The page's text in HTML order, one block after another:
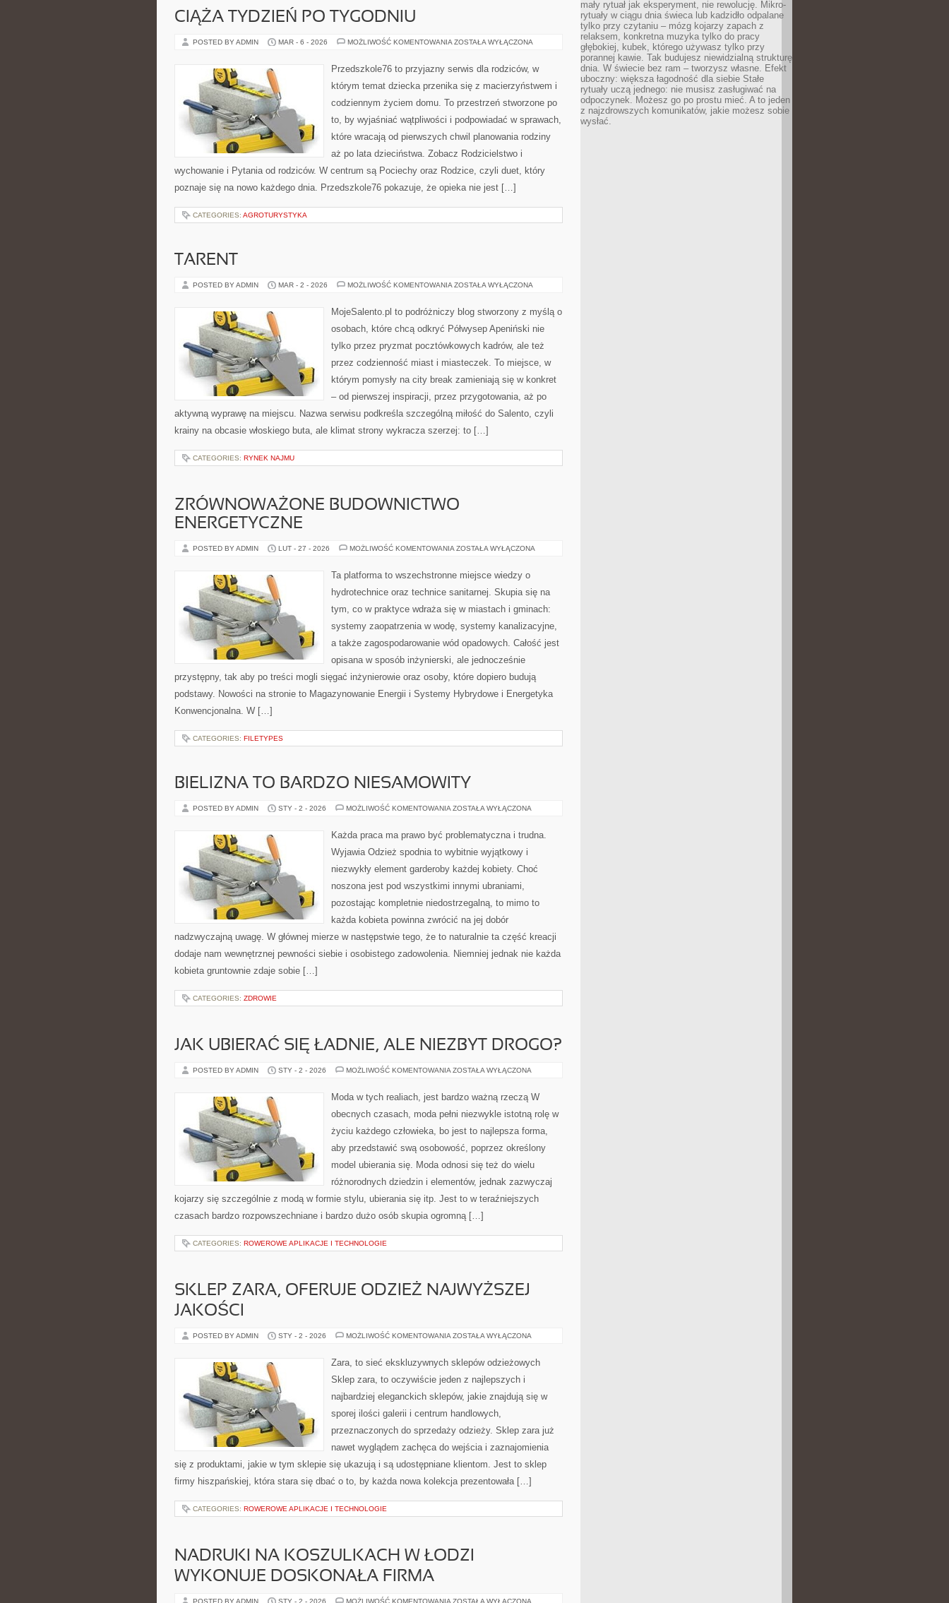
CIĄŻA TYDZIEŃ PO TYGODNIU
POSTED BY ADMIN MAR - 6 - 2026 MOŻLIWOŚĆ KOMENTOWANIA CIĄŻA
TYGODNIU
ZOSTAŁA WYŁĄCZONA
Przedszkole76 to przyjazny serwis dla rodziców, w
którym temat dziecka przenika się z macierzyństwem i
codziennym życiem domu. To przestrzeń stworzone po
to, by wyjaśniać wątpliwości i podpowiadać w sprawach,
które wracają od pierwszych chwil planowania rodziny
aż po lata dzieciństwa. Zobacz Rodzicielstwo i
wychowanie i Pytania od rodziców. W centrum są Pociechy oraz Rodzice, czyli duet, który
poznaje się na nowo każdego dnia. Przedszkole76 pokazuje, że opieka nie jest […]
CATEGORIES: AGROTURYSTYKA
TARENT
POSTED BY ADMIN MAR - 2 - 2026 MOŻLIWOŚĆ KOMENTOWANIA TARENT
ZOSTAŁA WYŁĄCZONA
MojeSalento.pl to podróżniczy blog stworzony z myślą o
osobach, które chcą odkryć Półwysep Apeniński nie
tylko przez pryzmat pocztówkowych kadrów, ale też
przez codzienność miast i miasteczek. To miejsce, w
którym pomysły na city break zamieniają się w konkret
– od pierwszej inspiracji, przez przygotowania, aż po
aktywną wyprawę na miejscu. Nazwa serwisu podkreśla szczególną miłość do Salento, czyli
krainy na obcasie włoskiego buta, ale klimat strony wykracza szerzej: to […]
CATEGORIES: RYNEK NAJMU
ZRÓWNOWAŻONE BUDOWNICTWO
ENERGETYCZNE
POSTED BY ADMIN LUT - 27 - 2026 MOŻLIWOŚĆ KOMENTOWANIA ZRÓWNOWAŻONE
ZOSTAŁA WYŁĄCZONA
Ta platforma to wszechstronne miejsce wiedzy o
hydrotechnice oraz technice sanitarnej. Skupia się na
tym, co w praktyce wdraża się w miastach i gminach:
systemy zaopatrzenia w wodę, systemy kanalizacyjne,
a także zagospodarowanie wód opadowych. Całość jest
opisana w sposób inżynierski, ale jednocześnie
przystępny, tak aby po treści mogli sięgać inżynierowie oraz osoby, które dopiero budują
podstawy. Nowości na stronie to Magazynowanie Energii i Systemy Hybrydowe i Energetyka
Konwencjonalna. W […]
CATEGORIES: FILETYPES
BIELIZNA TO BARDZO NIESAMOWITY
POSTED BY ADMIN STY - 2 - 2026 MOŻLIWOŚĆ KOMENTOWANIA BIELIZNA
NIESAMOWITY
ZOSTAŁA WYŁĄCZONA
Każda praca ma prawo być problematyczna i trudna.
Wyjawia Odzież spodnia to wybitnie wyjątkowy i
niezwykły element garderoby każdej kobiety. Choć
noszona jest pod wszystkimi innymi ubraniami,
pozostając kompletnie niedostrzegalną, to mimo to
każda kobieta powinna zwrócić na jej dobór
nadzwyczajną uwagę. W głównej mierze w następstwie tego, że to naturalnie ta część kreacji
dodaje nam wewnętrznej pewności siebie i osobistego zadowolenia. Niemniej jednak nie każda
kobieta gruntownie zdaje sobie […]
CATEGORIES: ZDROWIE
JAK UBIERAĆ SIĘ ŁADNIE, ALE NIEZBYT DROGO?
POSTED BY ADMIN STY - 2 - 2026 MOŻLIWOŚĆ KOMENTOWANIA JAK
ŁADNIE,
ALE
DROGO?
ZOSTAŁA WYŁĄCZONA
Moda w tych realiach, jest bardzo ważną rzeczą W
obecnych czasach, moda pełni niezwykle istotną rolę w
życiu każdego człowieka, bo jest to najlepsza forma,
aby przedstawić swą osobowość, poprzez określony
model ubierania się. Moda odnosi się też do wielu
różnorodnych dziedzin i elementów, jednak zazwyczaj
kojarzy się szczególnie z modą w formie stylu, ubierania się itp. Jest to w teraźniejszych
czasach bardzo rozpowszechniane i bardzo dużo osób skupia ogromną […]
CATEGORIES: ROWEROWE APLIKACJE I TECHNOLOGIE
SKLEP ZARA, OFERUJE ODZIEŻ NAJWYŻSZEJ
JAKOŚCI
POSTED BY ADMIN STY - 2 - 2026 MOŻLIWOŚĆ KOMENTOWANIA SKLEP
ODZIEŻ
NAJWYŻSZEJ
ZOSTAŁA WYŁĄCZONA
Zara, to sieć ekskluzywnych sklepów odzieżowych
Sklep zara, to oczywiście jeden z najlepszych i
najbardziej eleganckich sklepów, jakie znajdują się w
sporej ilości galerii i centrum handlowych,
przeznaczonych do sprzedaży odzieży. Sklep zara już
nawet wyglądem zachęca do wejścia i zaznajomienia
się z produktami, jakie w tym sklepie się ukazują i są udostępniane klientom. Jest to sklep
firmy hiszpańskiej, która stara się dbać o to, by każda nowa kolekcja prezentowała […]
CATEGORIES: ROWEROWE APLIKACJE I TECHNOLOGIE
NADRUKI NA KOSZULKACH W ŁODZI
WYKONUJE DOSKONAŁA FIRMA
POSTED BY ADMIN STY - 2 - 2026 MOŻLIWOŚĆ KOMENTOWANIA NADRUKI
ZOSTAŁA WYŁĄCZONA
mały rytuał jak eksperyment, nie rewolucję. Mikro-
rytuały w ciągu dnia świeca lub kadzidło odpalane
tylko przy czytaniu – mózg kojarzy zapach z
relaksem, konkretna muzyka tylko do pracy
głębokiej, kubek, którego używasz tylko przy
porannej kawie. Tak budujesz niewidzialną strukturę
dnia. W świecie bez ram – tworzysz własne. Efekt
uboczny: większa łagodność dla siebie Stałe
rytuały uczą jednego: nie musisz zasługiwać na
odpoczynek. Możesz go po prostu mieć. A to jeden
z najzdrowszych komunikatów, jakie możesz sobie
wysłać.